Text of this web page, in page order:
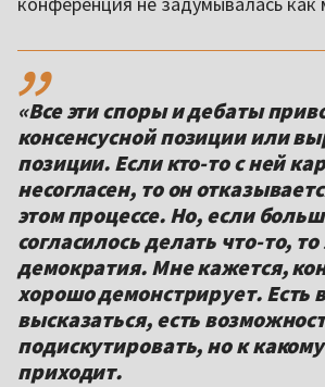
,,
«Все эти споры и дебаты
консенсусной позиции или
позиции. Если кто-то с ней
несогласен, то он
этом процессе. Но, если
согласилось делать что-то, то
демократия. Мне кажется,
хорошо демонстрирует. Есть
высказаться, есть
подискутировать, но к
приходит.